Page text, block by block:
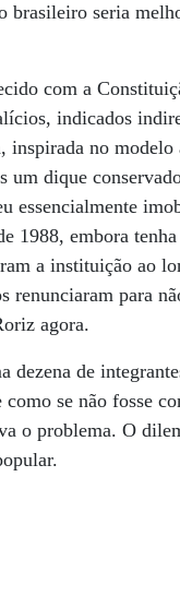
brasileiro seria
com a
indicados
inspirada no
um dique
essencialmente
1988, embora
a instituição ao
renunciaram para
agora.
dezena de
se não fosse
o problema. O